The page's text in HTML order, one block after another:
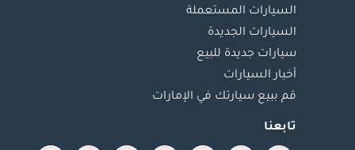
السيارات المستعملة
السيارات الجديدة
سيارات جديدة للبيع
أخبار السيارات
قم ببيع سيارتك في الإمارات
تابعنا